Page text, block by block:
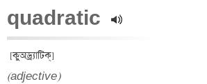
quadratic
(adjective)